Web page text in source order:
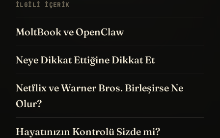
İLGILI IÇERIK
MoltBook ve OpenClaw
Neye Dikkat Ettiğine Dikkat Et
Netflix ve Warner Bros. Birleşirse Ne
Olur?
Hayatınızın Kontrolü Sizde mi?